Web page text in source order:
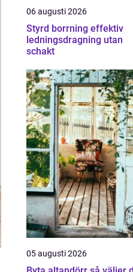
06 augusti 2026
Styrd borrning effektiv
ledningsdragning utan
schakt
05 augusti 2026